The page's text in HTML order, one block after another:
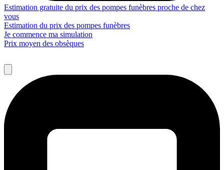
Estimation gratuite du prix des pompes funèbres proche de chez
vous
Estimation du prix des pompes funèbres
Je commence ma simulation
Prix moyen des obsèques